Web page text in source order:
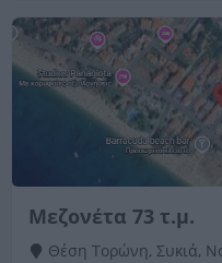
Μεζονέτα 73 τ.μ.
Θέση Τορώνη, Συκιά,